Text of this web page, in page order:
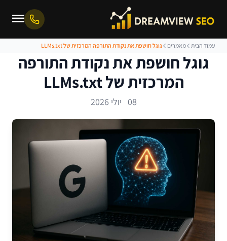
עמוד הבית מאמרים גוגל חושפת את נקודת התורפה המרכזית של LLMs.txt
גוגל חושפת את נקודת התורפה
המרכזית של LLMs.txt
08 יולי 2026